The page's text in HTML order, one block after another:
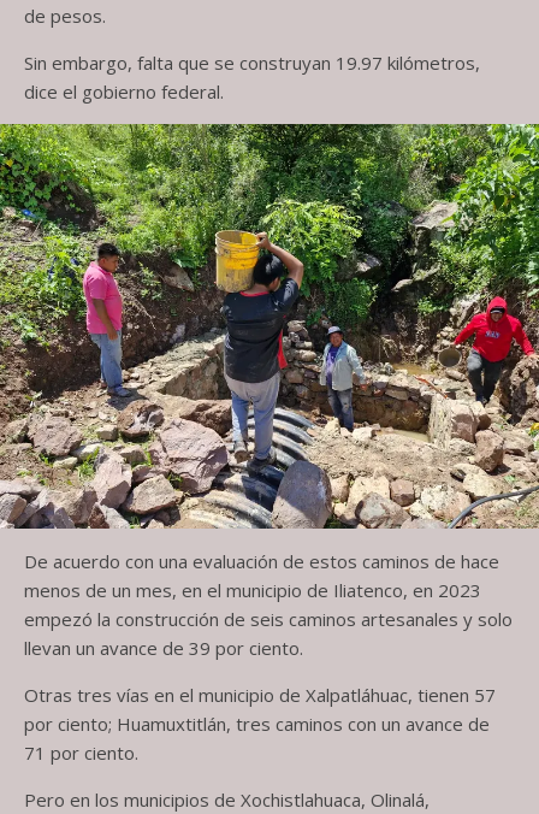
de pesos.
Sin embargo, falta que se construyan 19.97 kilómetros,
dice el gobierno federal.
De acuerdo con una evaluación de estos caminos de hace
menos de un mes, en el municipio de Iliatenco, en 2023
empezó la construcción de seis caminos artesanales y solo
llevan un avance de 39 por ciento.
Otras tres vías en el municipio de Xalpatláhuac, tienen 57
por ciento; Huamuxtitlán, tres caminos con un avance de
71 por ciento.
Pero en los municipios de Xochistlahuaca, Olinalá,